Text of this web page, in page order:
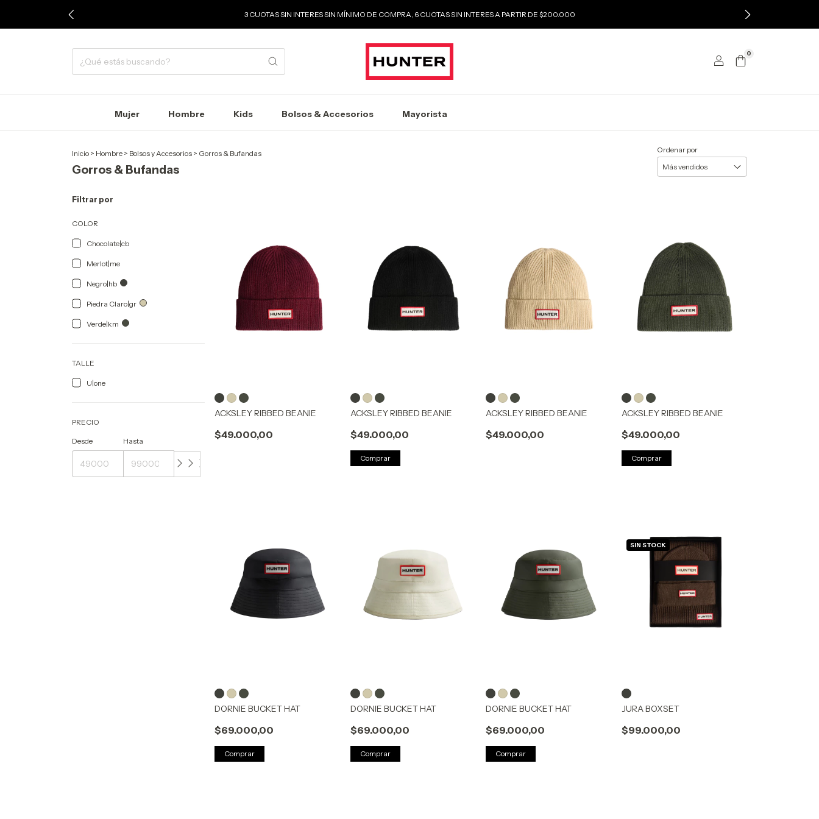
3 CUOTAS SIN INTERES SIN MÍNIMO DE COMPRA, 6 CUOTAS SIN INTERES A PARTIR DE $200.000
0
Mujer Hombre Kids Bolsos & Accesorios Mayorista
Inicio > Hombre > Bolsos y Accesorios > Gorros & Bufandas
Gorros & Bufandas
Ordenar por
Filtrar por
COLOR
Chocolate|cb
Merlot|me
Negro|hb
Piedra Claro|gr
Verde|km
TALLE
U|one
PRECIO
Desde Hasta
ACKSLEY RIBBED BEANIE
$49.000,00
ACKSLEY RIBBED BEANIE
$49.000,00
Comprar
ACKSLEY RIBBED BEANIE
$49.000,00
ACKSLEY RIBBED BEANIE
$49.000,00
Comprar
DORNIE BUCKET HAT
$69.000,00
Comprar
DORNIE BUCKET HAT
$69.000,00
Comprar
DORNIE BUCKET HAT
$69.000,00
Comprar
SIN STOCK
JURA BOXSET
$99.000,00